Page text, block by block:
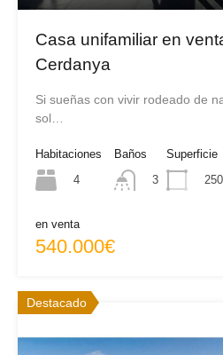
Casa unifamiliar en
Cerdanya
Si sueñas con vivir rodeado de
sol…
Habitaciones
4
Baños
3
Superficie
en venta
540.000€
Destacado